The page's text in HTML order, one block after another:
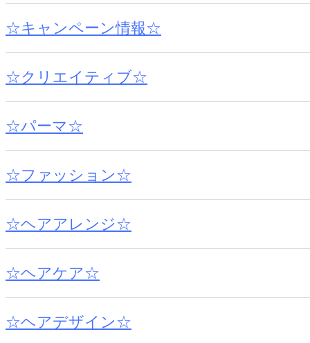
☆キャンペーン情報☆
☆クリエイティブ☆
☆パーマ☆
☆ファッション☆
☆ヘアアレンジ☆
☆ヘアケア☆
☆ヘアデザイン☆